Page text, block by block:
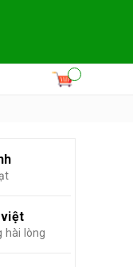
việt
hài lòng